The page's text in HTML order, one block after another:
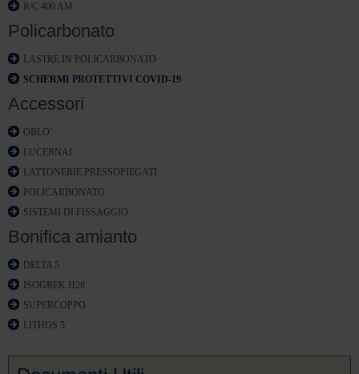
R/C 400 AM
Policarbonato
LASTRE IN POLICARBONATO
SCHERMI PROTETTIVI COVID-19
Accessori
OBLO'
LUCERNAI
LATTONERIE PRESSOPIEGATI
POLICARBONATO
SISTEMI DI FISSAGGIO
Bonifica amianto
DELTA 5
ISOGREK H28
SUPERCOPPO
LITHOS 5